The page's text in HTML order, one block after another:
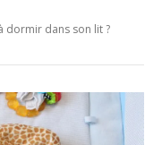
dormir dans son lit ?